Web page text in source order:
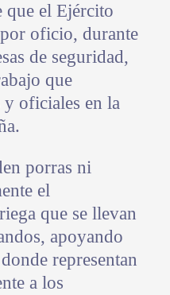
que el Ejército
oficio, durante
de seguridad,
que
y oficiales en la
porras ni
el
que se llevan
apoyando
representan
a los